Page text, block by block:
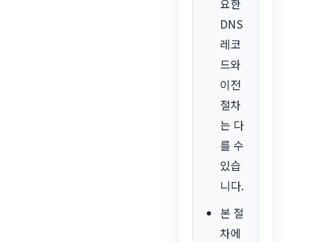
요한
DNS
레코
드와
이전
절차
는 다
를 수
있습
니다.
본 절
차에